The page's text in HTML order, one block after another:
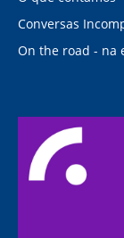
Conversas
On the road - na